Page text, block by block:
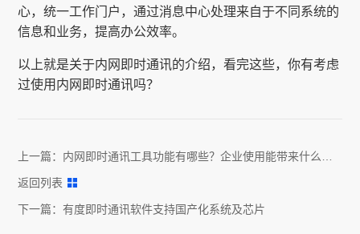
心，统一工作门户，通过消息中心处理来自于不同系统的
信息和业务，提高办公效率。
以上就是关于内网即时通讯的介绍，看完这些，你有考虑
过使用内网即时通讯吗？
上一篇： 内网即时通讯工具功能有哪些？企业使用能带来什么帮
返回列表
下一篇：有度即时通讯软件支持国产化系统及芯片